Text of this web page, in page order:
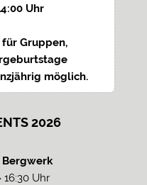
Uhr
Gruppen,
möglich.
2026
Bergwerk
16:30 Uhr